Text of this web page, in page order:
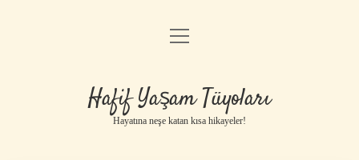
Anasayfa
Yasal Uyarı
menüyü
Hafif Yaşam Tüyoları
Hayatına neşe katan kısa hikayeler!